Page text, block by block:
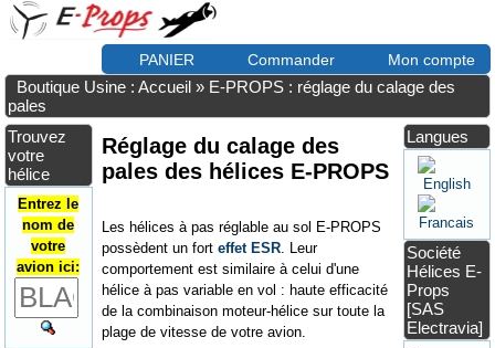
PANIER Commander Mon compte
Boutique Usine : Accueil » E-PROPS : réglage du calage des
pales
Trouvez
votre
hélice
Entrez le
nom de
votre
avion ici:
Réglage du calage des
pales des hélices E-PROPS
Les hélices à pas réglable au sol E-PROPS
possèdent un forteffet ESR . Leur
comportement est similaire à celui d'une
hélice à pas variable en vol : haute efficacité
de la combinaison moteur-hélice sur toute la
plage de vitesse de votre avion.
Langues
Société
Hélices E-
Props
[SAS
Electravia]